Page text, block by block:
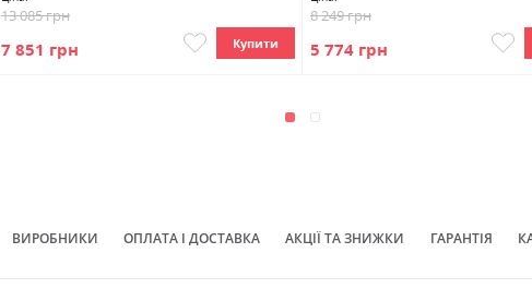
7 851 грн
13 085 грн
Купити 5 774 грн
8 249 грн
ВИРОБНИКИ ОПЛАТА І ДОСТАВКА АКЦІЇ ТА ЗНИЖКИ ГАРАНТІЯ